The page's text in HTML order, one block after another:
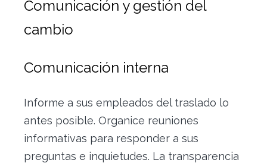
Comunicación y gestión del
cambio
Comunicación interna
Informe a sus empleados del traslado lo
antes posible. Organice reuniones
informativas para responder a sus
preguntas e inquietudes. La transparencia